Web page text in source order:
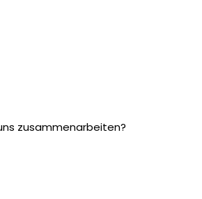
zusammenarbeiten?